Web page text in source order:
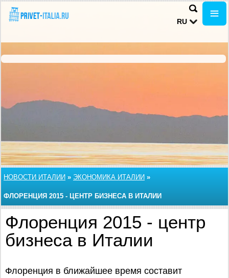
RU
НОВОСТИ ИТАЛИИ » ЭКОНОМИКА ИТАЛИИ »
ФЛОРЕНЦИЯ 2015 - ЦЕНТР БИЗНЕСА В ИТАЛИИ
Флоренция 2015 - центр
бизнеса в Италии
Флоренция в ближайшее время составит